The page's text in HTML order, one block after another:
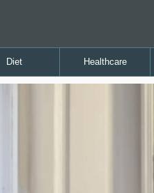
Diet Healthcare